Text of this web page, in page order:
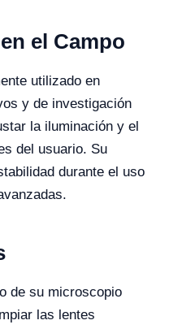
el Campo
utilizado en
y de investigación
la iluminación y el
del usuario. Su
durante el uso
de su microscopio
las lentes